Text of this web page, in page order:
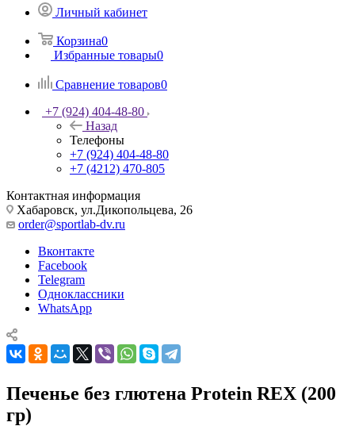
Личный кабинет
Корзина0
Избранные товары0
Сравнение товаров0
+7 (924) 404-48-80
Назад
Телефоны
+7 (924) 404-48-80
+7 (4212) 470-805
Контактная информация
Хабаровск, ул.Дикопольцева, 26
order@sportlab-dv.ru
Вконтакте
Facebook
Telegram
Одноклассники
WhatsApp
Печенье без глютена Protein REX (200
гр)